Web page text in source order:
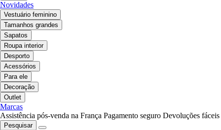
Novidades
Vestuário feminino
Tamanhos grandes
Sapatos
Roupa interior
Desporto
Acessórios
Para ele
Decoração
Outlet
Marcas
Assistência pós-venda na França Pagamento seguro Devoluções fáceis
Pesquisar